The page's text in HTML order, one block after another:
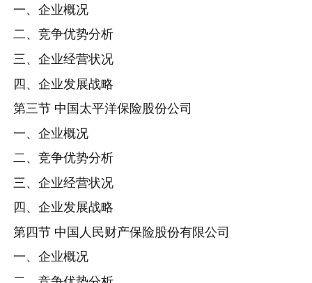
一、企业概况
二、竞争优势分析
三、企业经营状况
四、企业发展战略
第三节 中国太平洋保险股份公司
一、企业概况
二、竞争优势分析
三、企业经营状况
四、企业发展战略
第四节 中国人民财产保险股份有限公司
一、企业概况